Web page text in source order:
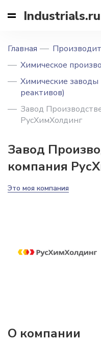
Industrials.ru
Главная
Химическое
Химические заводы
реактивов)
Завод
РусХимХолдинг
Завод
компания
Это моя компания
О компании